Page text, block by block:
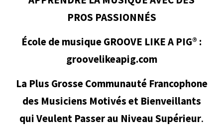
PROS PASSIONNÉS
École de musique GROOVE LIKE A PIG® :
groovelikeapig.com
La Plus Grosse Communauté Francophone
des Musiciens Motivés et Bienveillants
qui Veulent Passer au Niveau Supérieur.